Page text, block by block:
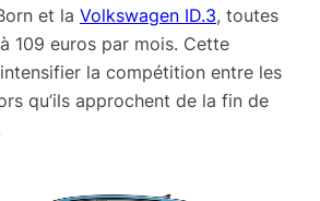
et la Volkswagen ID.3, toutes
109 euros par mois. Cette
la compétition entre les
qu’ils approchent de la fin de